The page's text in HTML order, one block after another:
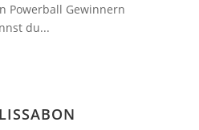
Powerball Gewinnern
du...